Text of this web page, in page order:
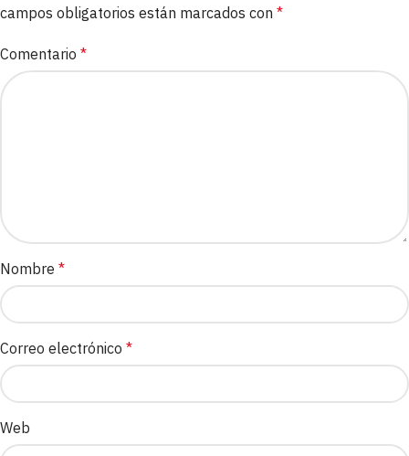
campos obligatorios están marcados con *
Comentario *
Nombre *
Correo electrónico *
Web